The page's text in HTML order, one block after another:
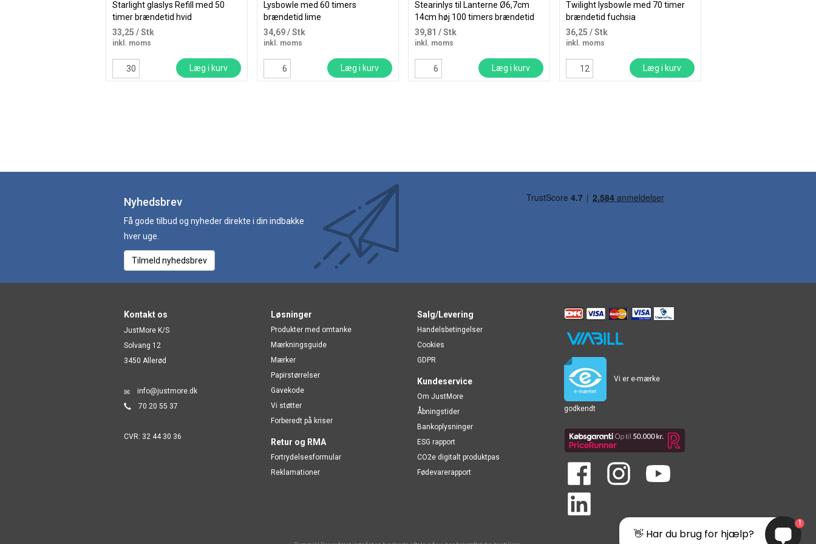
Starlight glaslys Refill med 50
timer brændetid hvid
33,25 / Stk
inkl. moms
Læg i kurv
Lysbowle med 60 timers
brændetid lime
34,69/ Stk
inkl. moms
Læg i kurv
Stearinlys til Lanterne Ø6,7cm
14cm høj 100 timers brændetid
39,81 / Stk
inkl. moms
Læg i kurv
Twilight lysbowle med 70 timer
brændetid fuchsia
36,25 / Stk
inkl. moms
Læg i kurv
Nyhedsbrev
Få gode tilbud og nyheder direkte i din indbakke
hver uge.
Tilmeld nyhedsbrev
Kontakt os
JustMore K/S
Solvang 12
3450 Allerød
info@justmore.dk
70 20 55 37
CVR: 32 44 30 36
Løsninger
Produkter med omtanke
Mærkningsguide
Mærker
Papirstørrelser
Gavekode
Vi støtter
Forberedt på kriser
Retur og RMA
Fortrydelsesformular
Reklamationer
Salg/Levering
Handelsbetingelser
Cookies
GDPR
Kundeservice
Om JustMore
Åbningstider
Bankoplysninger
ESG rapport
CO2e digitalt produktpas
Fødevarerapport
Vi er e-mærke
godkendt
👋 Har du brug for hjælp?
1